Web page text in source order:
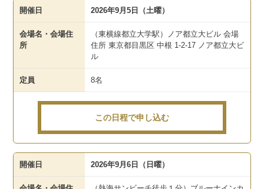
開催日 2026年9月5日（土曜）
会場名・会場住
所
（東横線都立大学駅）ノア都立大ビル 会場
住所 東京都目黒区 中根 1-2-17 ノア都立大ビ
ル
定員 8名
この日程で申し込む
開催日 2026年9月6日（日曜）